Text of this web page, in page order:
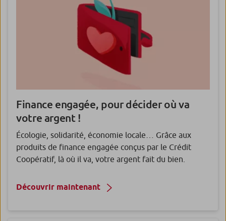
Finance engagée, pour décider où va
votre argent !
Écologie, solidarité, économie locale… Grâce aux
produits de finance engagée conçus par le Crédit
Coopératif, là où il va, votre argent fait du bien.
Découvrir maintenant